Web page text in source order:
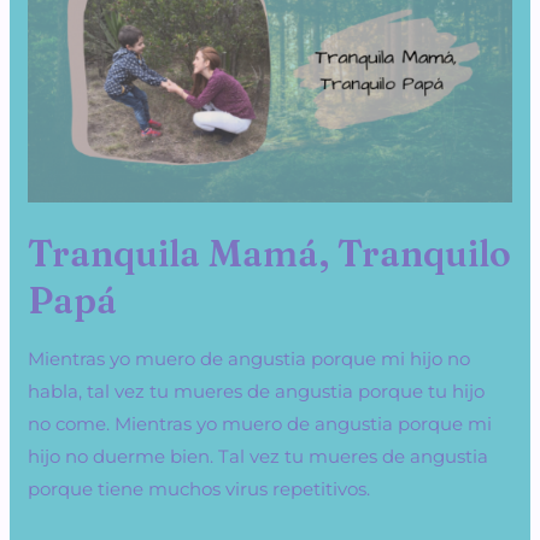
Tranquila Mamá, Tranquilo
Papá
Mientras yo muero de angustia porque mi hijo no
habla, tal vez tu mueres de angustia porque tu hijo
no come. Mientras yo muero de angustia porque mi
hijo no duerme bien. Tal vez tu mueres de angustia
porque tiene muchos virus repetitivos.
Tranquilo
Papá